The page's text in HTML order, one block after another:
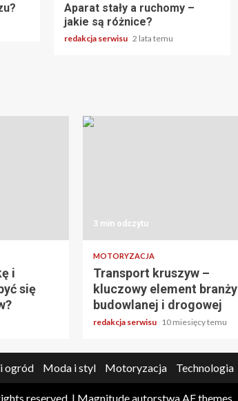
Aparat stały a ruchomy –
jakie są różnice?
redakcja serwisu 2 lata temu
i
się
3 min odczytu
MOTORYZACJA
Transport kruszyw –
kluczowy element branży
budowlanej i drogowej
redakcja serwisu 10 miesięcy temu
ogród Moda i styl Motoryzacja Technologia
reserved. | Magnitudeautorstwa AF themes